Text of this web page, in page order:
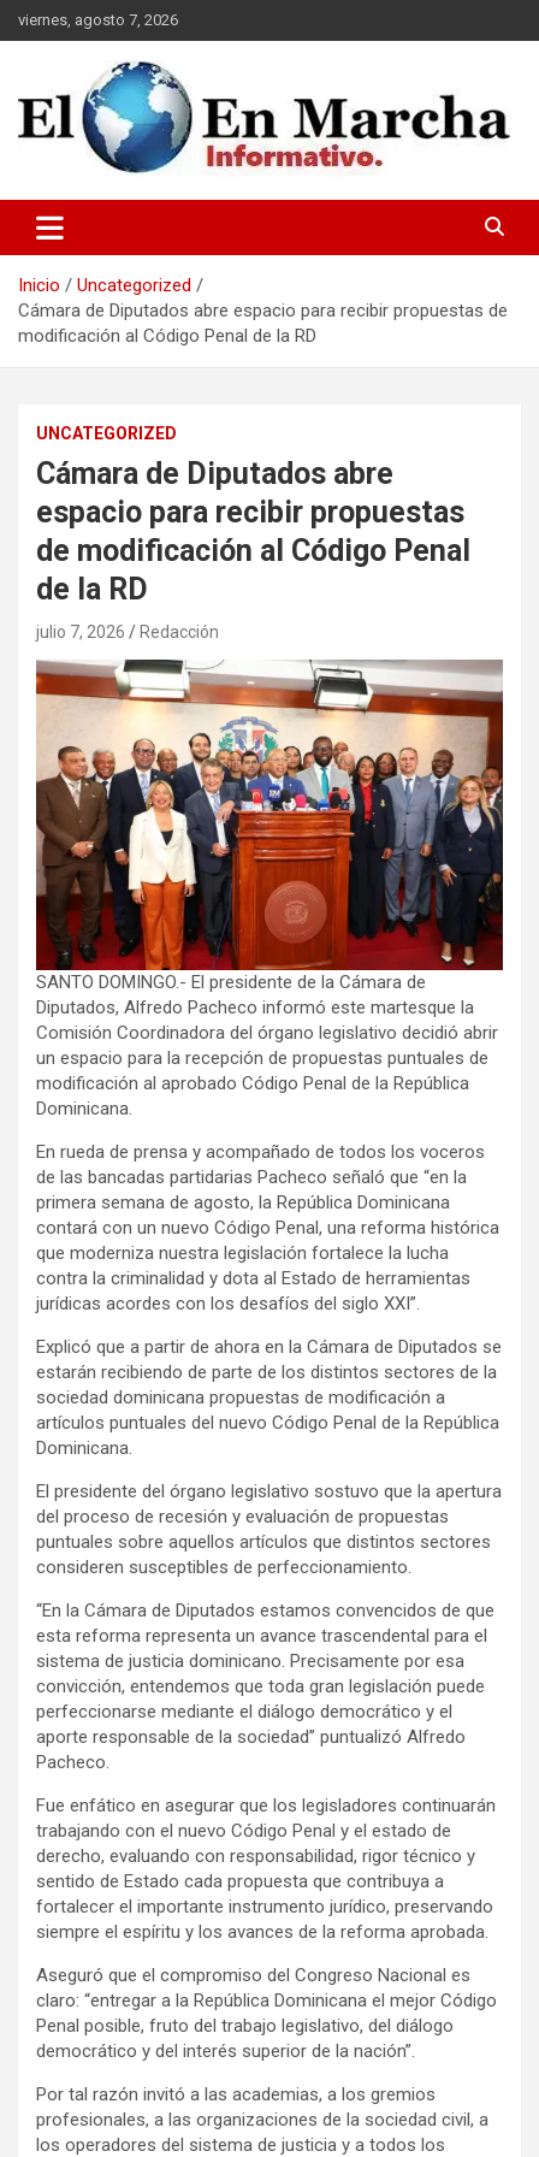
Saltar
al
viernes, agosto 7, 2026
elmundoenmarcha.net
Inicio
Uncategorized
Cámara de Diputados abre espacio para recibir propuestas de
modificación al Código Penal de la RD
UNCATEGORIZED
Cámara de Diputados abre
espacio para recibir propuestas
de modificación al Código Penal
de la RD
julio 7, 2026 Redacción
SANTO DOMINGO.- El presidente de la Cámara de
Diputados, Alfredo Pacheco informó este martesque la
Comisión Coordinadora del órgano legislativo decidió abrir
un espacio para la recepción de propuestas puntuales de
modificación al aprobado Código Penal de la República
Dominicana.
En rueda de prensa y acompañado de todos los voceros
de las bancadas partidarias Pacheco señaló que “en la
primera semana de agosto, la República Dominicana
contará con un nuevo Código Penal, una reforma histórica
que moderniza nuestra legislación fortalece la lucha
contra la criminalidad y dota al Estado de herramientas
jurídicas acordes con los desafíos del siglo XXI”.
Explicó que a partir de ahora en la Cámara de Diputados se
estarán recibiendo de parte de los distintos sectores de la
sociedad dominicana propuestas de modificación a
artículos puntuales del nuevo Código Penal de la República
Dominicana.
El presidente del órgano legislativo sostuvo que la apertura
del proceso de recesión y evaluación de propuestas
puntuales sobre aquellos artículos que distintos sectores
consideren susceptibles de perfeccionamiento.
“En la Cámara de Diputados estamos convencidos de que
esta reforma representa un avance trascendental para el
sistema de justicia dominicano. Precisamente por esa
convicción, entendemos que toda gran legislación puede
perfeccionarse mediante el diálogo democrático y el
aporte responsable de la sociedad” puntualizó Alfredo
Pacheco.
Fue enfático en asegurar que los legisladores continuarán
trabajando con el nuevo Código Penal y el estado de
derecho, evaluando con responsabilidad, rigor técnico y
sentido de Estado cada propuesta que contribuya a
fortalecer el importante instrumento jurídico, preservando
siempre el espíritu y los avances de la reforma aprobada.
Aseguró que el compromiso del Congreso Nacional es
claro: “entregar a la República Dominicana el mejor Código
Penal posible, fruto del trabajo legislativo, del diálogo
democrático y del interés superior de la nación”.
Por tal razón invitó a las academias, a los gremios
profesionales, a las organizaciones de la sociedad civil, a
los operadores del sistema de justicia y a todos los